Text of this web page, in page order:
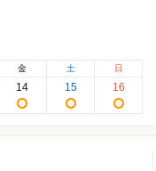
金
14
土
15
日
16